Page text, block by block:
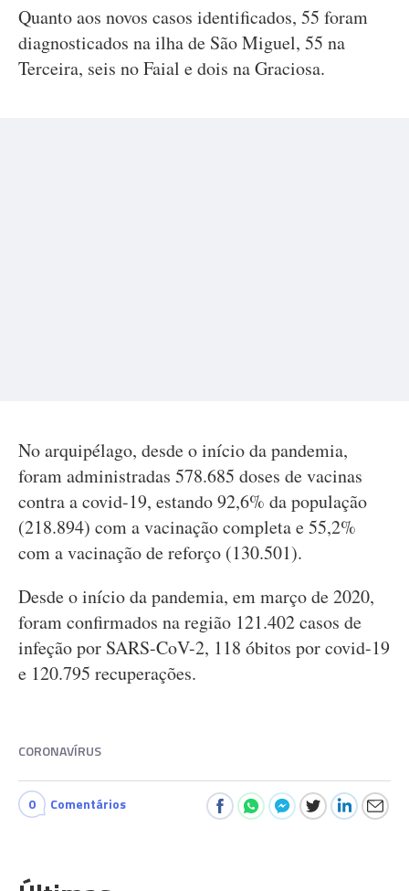
Quanto aos novos casos identificados, 55 foram
diagnosticados na ilha de São Miguel, 55 na
Terceira, seis no Faial e dois na Graciosa.
No arquipélago, desde o início da pandemia,
foram administradas 578.685 doses de vacinas
contra a covid-19, estando 92,6% da população
(218.894) com a vacinação completa e 55,2%
com a vacinação de reforço (130.501).
Desde o início da pandemia, em março de 2020,
foram confirmados na região 121.402 casos de
infeção por SARS-CoV-2, 118 óbitos por covid-19
e 120.795 recuperações.
CORONAVÍRUS
0 Comentários